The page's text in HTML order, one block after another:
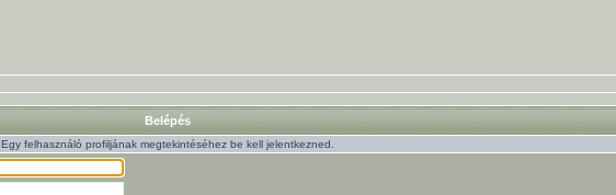
Belépés
Egy felhasználó profiljának megtekintéséhez be kell jelentkezned.